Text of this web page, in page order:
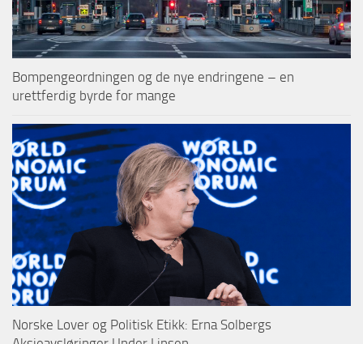
Bompengeordningen og de nye endringene – en
urettferdig byrde for mange
Norske Lover og Politisk Etikk: Erna Solbergs